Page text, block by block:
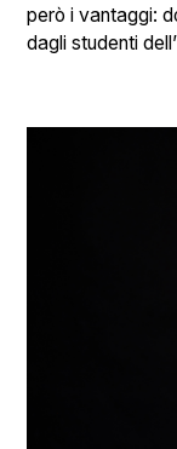
però i vantaggi:
dagli studenti